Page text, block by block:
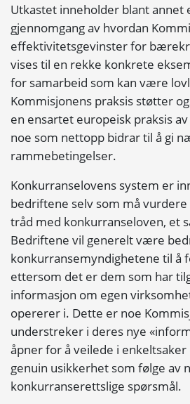
Utkastet inneholder blant annet
gjennomgang av hvordan
effektivitetsgevinster for
vises til en rekke konkrete
for samarbeid som kan være
Kommisjonens praksis støtter
en ensartet europeisk praksis
noe som nettopp bidrar til å gi
rammebetingelser.
Konkurranselovens system er
bedriftene selv som må
tråd med konkurranseloven, et
Bedriftene vil generelt være
konkurransemyndighetene til å
ettersom det er dem som har
informasjon om egen
opererer i. Dette er noe
understreker i deres nye
åpner for å veilede i
genuin usikkerhet som følge av
konkurranserettslige spørsmål.